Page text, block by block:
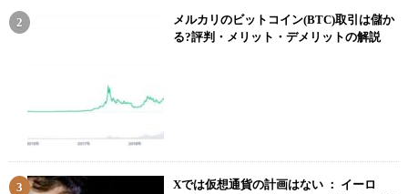
メルカリのビットコイン(BTC)取引は儲か
る?評判・メリット・デメリットの解説
Xでは仮想通貨の計画はない ： イーロ